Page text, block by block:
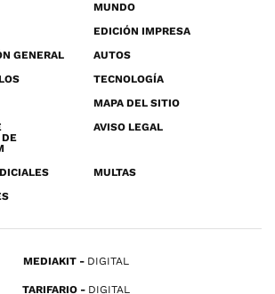
MUNDO
EDICIÓN IMPRESA
GENERAL
AUTOS
TECNOLOGÍA
MAPA DEL SITIO
DE
AVISO LEGAL
MULTAS
MEDIAKIT DIGITAL
TARIFARIO DIGITAL